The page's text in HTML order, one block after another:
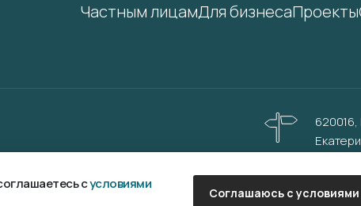
Частным лицамДля бизнесаПроекты
сусловиями
Соглашаюсь с условиями